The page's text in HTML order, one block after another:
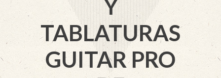
Y
TABLATURAS
GUITAR PRO